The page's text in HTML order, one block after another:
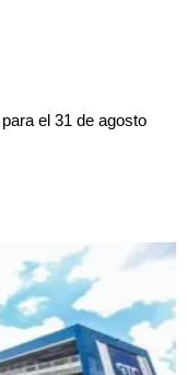
el 31 de agosto